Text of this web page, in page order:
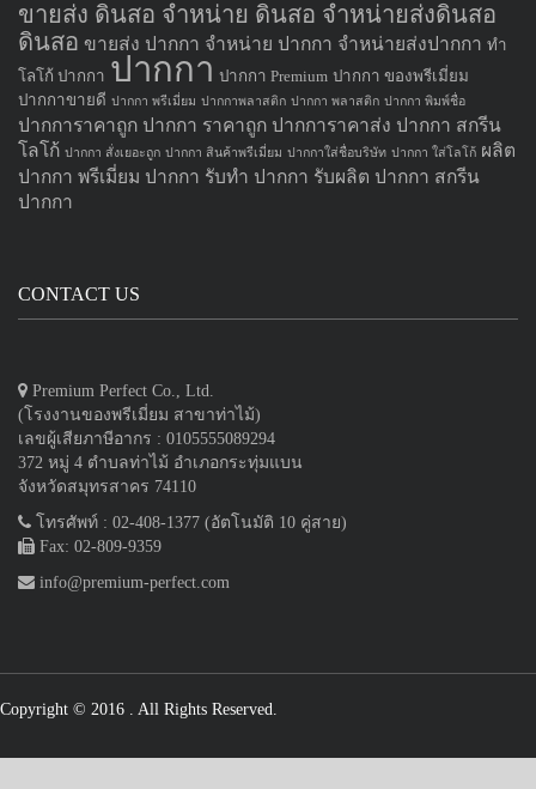
ขายส่ง ดินสอ จำหน่าย ดินสอ จำหน่ายส่งดินสอ
ดินสอ ขายส่ง ปากกา จำหน่าย ปากกา จำหน่ายส่งปากกา ทำ
โลโก้ ปากกา ปากกา ปากกา Premium ปากกา ของพรีเมี่ยม
ปากกาขายดี ปากกา พรีเมี่ยม ปากกาพลาสติก ปากกา พลาสติก ปากกา พิมพ์ชื่อ
ปากการาคาถูก ปากกา ราคาถูก ปากการาคาส่ง ปากกา สกรีน
โลโก้ ปากกา สั่งเยอะถูก ปากกา สินค้าพรีเมี่ยม ปากกาใส่ชื่อบริษัท ปากกา ใส่โลโก้ ผลิต
ปากกา พรีเมี่ยม ปากกา รับทำ ปากกา รับผลิต ปากกา สกรีน
ปากกา
CONTACT US
Premium Perfect Co., Ltd.
(โรงงานของพรีเมี่ยม สาขาท่าไม้)
เลขผู้เสียภาษีอากร : 0105555089294
372 หมู่ 4 ตำบลท่าไม้ อำเภอกระทุ่มแบน
จังหวัดสมุทรสาคร 74110
โทรศัพท์ : 02-408-1377 (อัตโนมัติ 10 คู่สาย)
Fax: 02-809-9359
info@premium-perfect.com
Copyright © 2016 . All Rights Reserved.